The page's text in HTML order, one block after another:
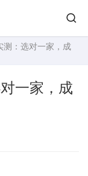
测：选对一家，成
一家，成